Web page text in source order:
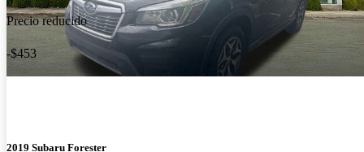
Precio reducido
-$453
2019 Subaru Forester